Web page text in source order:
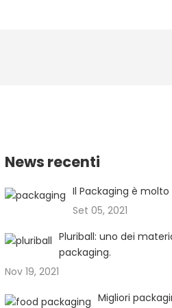
News recenti
Il Packaging è
Set 05, 2021
Pluriball: uno dei
packaging.
Nov 19, 2021
Migliori